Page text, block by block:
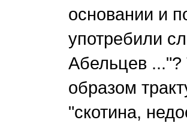
основании и
употребили
Абельцев
образом
"скотина,